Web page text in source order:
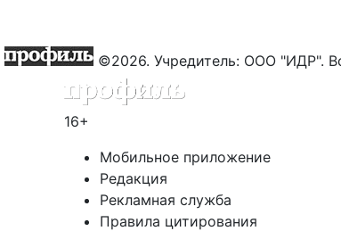
©2026. Учредитель: ООО "ИДР".
16+
Мобильное приложение
Редакция
Рекламная служба
Правила цитирования